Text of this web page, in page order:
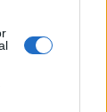
per